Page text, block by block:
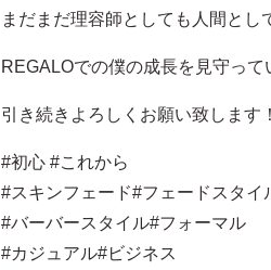
まだまだ理容師としても人間とし
REGALOでの僕の成長を見守って
引き続きよろしくお願い致します！
#初心 #これから
#スキンフェード#フェードスタイ
#バーバースタイル#フォーマル
#カジュアル#ビジネス